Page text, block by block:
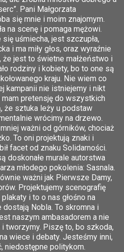
Pani Małgorzata
się mnie i moim znajomym.
na scenę i pomaga mężowi.
uśmiecha, jest szczupła,
i ma miły głos, oraz wyraźnie
jest to świetne małżeństwo i
rodziny i kobiety, bo to one są
kraju. Nie wiem co
kampanii nie istniejemy i nikt
pretensję do wszystkich
że sztuka leży u podstaw
wrócimy na drzewo.
ważni od górników, chociaż
To oni projektują znaki i
facet od znaku Solidarności.
doskonałe murale autorstwa
młodego pokolenia: Sasnala.
ważni jak Pierwsze Damy,
Projektujemy scenografię
i to o nas głośno na
Nobla. To skromna i
naszym ambasadorem a nie
tworzymy. Piszę to, bo szkoda,
wiece i debaty. Jesteśmy inni,
niedostępne politykom.